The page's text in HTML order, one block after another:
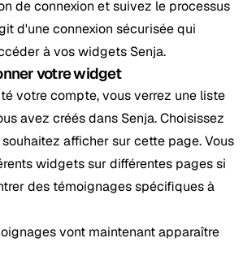
de connexion et suivez le processus
d'une connexion sécurisée qui
à vos widgets Senja.
votre widget
votre compte, vous verrez une liste
avez créés dans Senja. Choisissez
afficher sur cette page. Vous
widgets sur différentes pages si
des témoignages spécifiques à
vont maintenant apparaître